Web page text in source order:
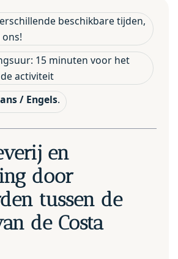
beschikbare tijden,
15 minuten voor het
activiteit
/ Engels.
en
door
tussen de
de Costa